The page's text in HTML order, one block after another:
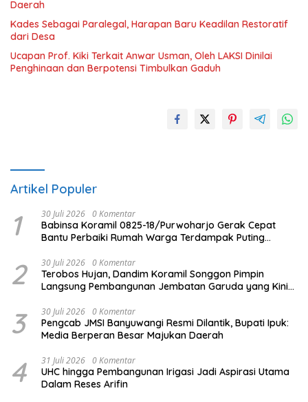
Daerah
Kades Sebagai Paralegal, Harapan Baru Keadilan Restoratif
dari Desa
Ucapan Prof. Kiki Terkait Anwar Usman, Oleh LAKSI Dinilai
Penghinaan dan Berpotensi Timbulkan Gaduh
Artikel Populer
1 30 Juli 2026 0 Komentar
Babinsa Koramil 0825-18/Purwoharjo Gerak Cepat
Bantu Perbaiki Rumah Warga Terdampak Puting
2 30 Juli 2026 0 Komentar
Terobos Hujan, Dandim Koramil Songgon Pimpin
Langsung Pembangunan Jembatan Garuda yang Kini
3 30 Juli 2026 0 Komentar
Pengcab JMSI Banyuwangi Resmi Dilantik, Bupati Ipuk:
Media Berperan Besar Majukan Daerah
4 31 Juli 2026 0 Komentar
UHC hingga Pembangunan Irigasi Jadi Aspirasi Utama
Dalam Reses Arifin